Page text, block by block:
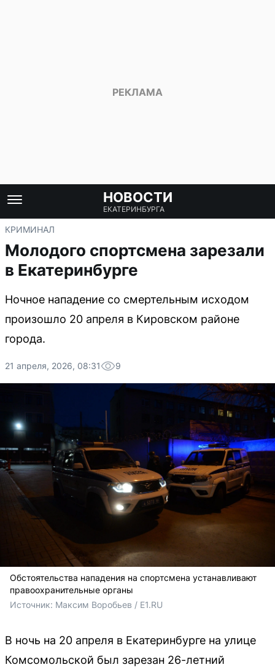
НОВОСТИ
ЕКАТЕРИНБУРГА
КРИМИНАЛ
Молодого спортсмена зарезали
в Екатеринбурге
Ночное нападение со смертельным исходом
произошло 20 апреля в Кировском районе
города.
21 апреля, 2026, 08:31 9
Обстоятельства нападения на спортсмена устанавливают
правоохранительные органы
Источник: Максим Воробьев / E1.RU
В ночь на 20 апреля в Екатеринбурге на улице
Комсомольской был зарезан 26-летний